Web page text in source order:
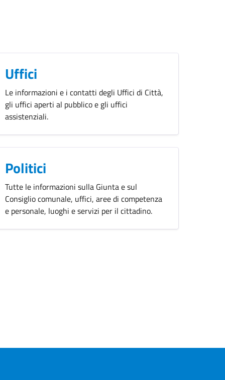
Uffici
Le informazioni e i contatti degli Uffici di Città,
gli uffici aperti al pubblico e gli uffici
assistenziali.
Politici
Tutte le informazioni sulla Giunta e sul
Consiglio comunale, uffici, aree di competenza
e personale, luoghi e servizi per il cittadino.